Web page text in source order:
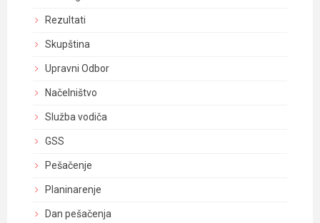
Rezultati
Skupština
Upravni Odbor
Načelništvo
Služba vodiča
GSS
Pešačenje
Planinarenje
Dan pešačenja